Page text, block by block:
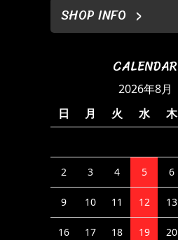
SHOP INFO
CALENDAR
2026年8月
日
月 火 水 木
2 3 4 5 6
9 10 11 12 13
16 17 18 19 20